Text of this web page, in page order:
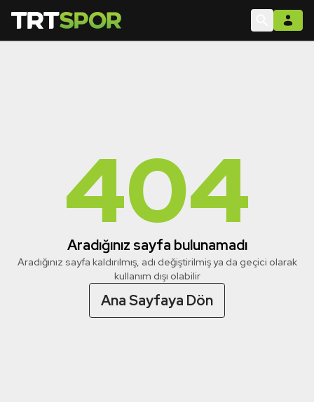
404
Aradığınız sayfa bulunamadı
Aradığınız sayfa kaldırılmış, adı değiştirilmiş ya da geçici olarak
kullanım dışı olabilir
Ana Sayfaya Dön